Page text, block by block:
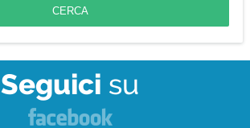
Seguici su